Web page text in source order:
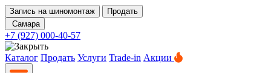
Запись на шиномонтаж
Продать
Самара
+7 (927) 000-40-57
Каталог Продать Услуги Trade-in Акции